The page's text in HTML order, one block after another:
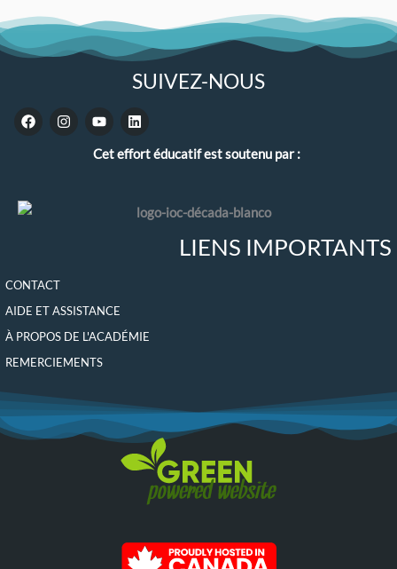
SUIVEZ-NOUS
F
a
o
k
I
n
Y
o
t
L
i
k
n
Cet effort éducatif est soutenu par :
LIENS IMPORTANTS
CONTACT
AIDE ET ASSISTANCE
À PROPOS DE L'ACADÉMIE
REMERCIEMENTS